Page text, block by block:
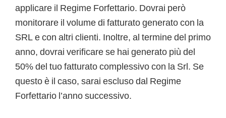
applicare il Regime Forfettario. Dovrai però
monitorare il volume di fatturato generato con la
SRL e con altri clienti. Inoltre, al termine del primo
anno, dovrai verificare se hai generato più del
50% del tuo fatturato complessivo con la Srl. Se
questo è il caso, sarai escluso dal Regime
Forfettario l’anno successivo.